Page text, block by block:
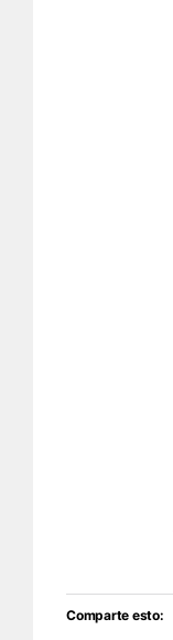
Comparte esto: